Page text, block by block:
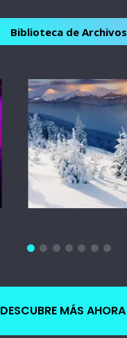
Biblioteca de Archivos
DESCUBRE MÁS AHORA